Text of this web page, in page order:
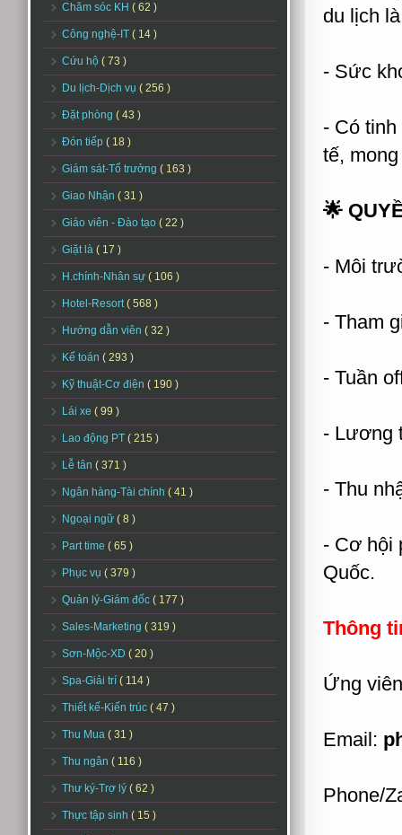
Chăm sóc KH ( 62 )
Công nghệ-IT ( 14 )
Cứu hộ ( 73 )
Du lịch-Dịch vụ ( 256 )
Đặt phòng ( 43 )
Đón tiếp ( 18 )
Giám sát-Tổ trưởng ( 163 )
Giao Nhận ( 31 )
Giáo viên - Đào tạo ( 22 )
Giặt là ( 17 )
H.chính-Nhân sự ( 106 )
Hotel-Resort( 568 )
Hướng dẫn viên ( 32 )
Kế toán ( 293 )
Kỹ thuật-Cơ điện ( 190 )
Lái xe ( 99 )
Lao động PT ( 215 )
Lễ tân ( 371 )
Ngân hàng-Tài chính ( 41 )
Ngoại ngữ ( 8 )
Part time ( 65 )
Phục vụ ( 379 )
Quản lý-Giám đốc ( 177 )
Sales-Marketing ( 319 )
Sơn-Mộc-XD ( 20 )
Spa-Giải trí ( 114 )
Thiết kế-Kiến trúc ( 47 )
Thu Mua ( 31 )
Thu ngân ( 116 )
Thư ký-Trợ lý ( 62 )
Thực tập sinh ( 15 )
du lịch
- Sức
- Có
tế,
🌟
- Môi
- Tham
- Tuần
- Lương
- Thu
- Cơ hội
Quốc.
Thông
Ứng
Email:
Phone/